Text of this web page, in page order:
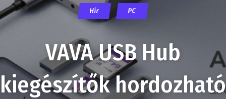
Hír PC
VAVA USB Hub
kiegészítők hordozható